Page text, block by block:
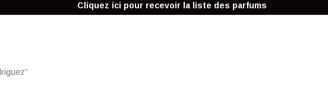
Cliquez ici pour recevoir la liste des parfums